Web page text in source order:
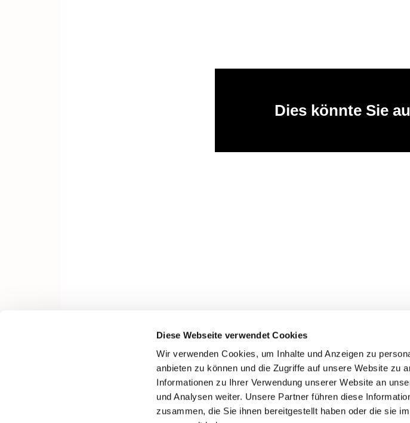
Diese Webseite verwendet Cookies
Wir verwenden Cookies, um Inhalte und Anzeigen zu
anbieten zu können und die Zugriffe auf unsere Website zu
Informationen zu Ihrer Verwendung unserer Website an
und Analysen weiter. Unsere Partner führen diese
zusammen, die Sie ihnen bereitgestellt haben oder die sie
Dies könnte Sie